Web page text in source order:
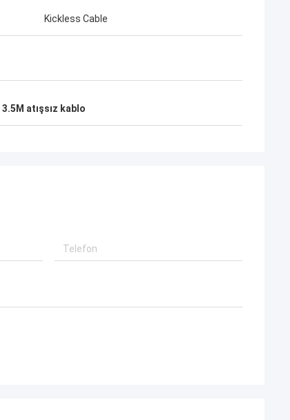
Kickless Cable
3.5M atışsız kablo